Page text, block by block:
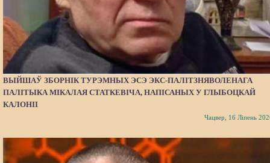
ВЫЙШАЎ ЗБОРНІК ТУРЭМНЫХ ЭСЭ ЭКС-ПАЛІТЗНЯВОЛЕНАГА
ПАЛІТЫКА МІКАЛАЯ СТАТКЕВІЧА, НАПІСАНЫХ У ГЛЫБОЦКАЙ
КАЛОНІІ
Чацвер, 16 Ліпень